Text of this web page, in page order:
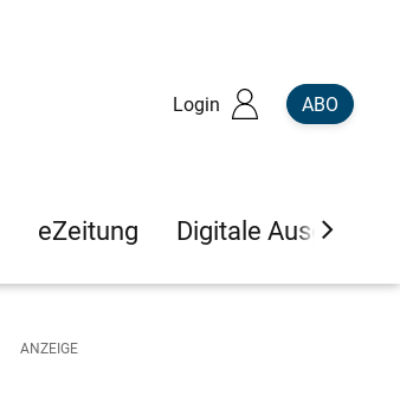
Login ABO
eZeitung Digitale Ausgaben